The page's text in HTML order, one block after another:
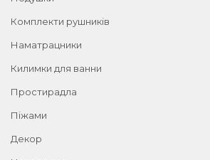
Комплекти рушників
Наматрацники
Килимки для ванни
Простирадла
Піжами
Декор